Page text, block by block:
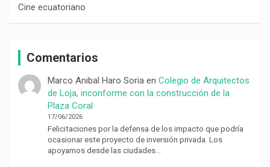
Cine ecuatoriano
Comentarios
Marco Anibal Haro Soriaen Colegio de Arquitectos
de Loja, inconforme con la construcción de la
Plaza Coral
17/06/2026
Felicitaciones por la defensa de los impacto que podría
ocasionar este proyecto de inversión privada. Los
apoyamos desde las ciudades…